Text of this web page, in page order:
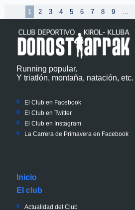
Páginas
1 2 3 4 5 6 7 8 9
Running popular.
Y triatlón, montaña, natación, etc.
El Club en Facebook
El Club en Twitter
El Club en Instagram
La Carrera de Primavera en Facebook
Inicio
El club
Actualidad del Club